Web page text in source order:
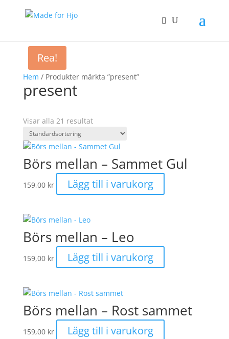
Hem / Produkter märkta ”present”
present
Visar alla 21 resultat
Börs mellan – Sammet Gul
159,00 kr Lägg till i varukorg
Börs mellan – Leo
159,00 kr Lägg till i varukorg
Börs mellan – Rost sammet
159,00 kr Lägg till i varukorg
Rea!